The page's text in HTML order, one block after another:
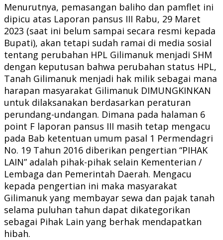
Menurutnya, pemasangan baliho dan pamflet ini
dipicu atas Laporan pansus III Rabu, 29 Maret
2023 (saat ini belum sampai secara resmi kepada
Bupati), akan tetapi sudah ramai di media sosial
tentang perubahan HPL Gilimanuk menjadi SHM
dengan keputusan bahwa perubahan status HPL,
Tanah Gilimanuk menjadi hak milik sebagai mana
harapan masyarakat Gilimanuk DIMUNGKINKAN
untuk dilaksanakan berdasarkan peraturan
perundang-undangan. Dimana pada halaman 6
point F laporan pansus III masih tetap mengacu
pada Bab ketentuan umum pasal 1 Permendagri
No. 19 Tahun 2016 diberikan pengertian “PIHAK
LAIN” adalah pihak-pihak selain Kementerian /
Lembaga dan Pemerintah Daerah. Mengacu
kepada pengertian ini maka masyarakat
Gilimanuk yang membayar sewa dan pajak tanah
selama puluhan tahun dapat dikategorikan
sebagai Pihak Lain yang berhak mendapatkan
hibah.